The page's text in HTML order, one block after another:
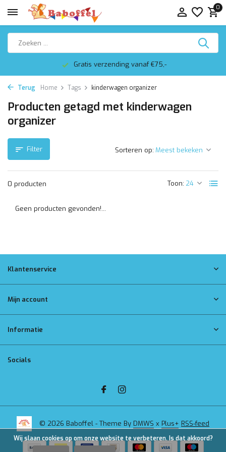
0
Gratis verzending vanaf €75,-
Terug Home Tags kinderwagen organizer
Producten getagd met kinderwagen
organizer
Filter
0 producten Toon:
Sorteren op:
Geen producten gevonden!...
Klantenservice
Mijn account
Informatie
Socials
© 2026 Baboffel - Theme By DMWS x Plus+ RSS-feed
Wij slaan cookies op om onze website te verbeteren. Is dat akkoord?